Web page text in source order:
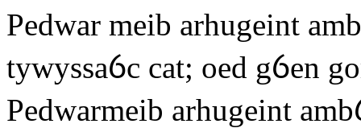
Pedwar meib arhugeint
tywyssaỽc cat; oed gỽen
Pedwarmeib arhugeint